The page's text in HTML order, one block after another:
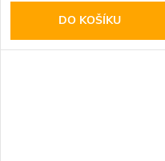
DO KOŠÍKU